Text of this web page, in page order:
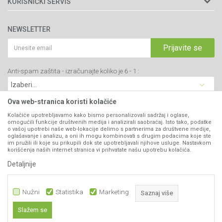
34000 Kragujevac, Srbija
webshop@agromarket.rs
PIB: 102135221
Matični broj: 07593252
Prodavnice
Brendovi
Katalozi
Blog
Najčešća pitanja
Politika privatnosti
Kako kupiti
Isporuka
Click & Collect
Načini plaćanja
Plaćanje karticama
Web kredit Raiffeisen banke
Pravo na odustajanje
Reklamacije
Zamena artikala
NEWSLETTER
Prijavite se
Anti-spam zaštita - izračunajte koliko je 6 - 1 :
VIBER I SMS NEWSLETTER
Prijavite se
PRATITE NAS
Ova web-stranica koristi kolačiće
Kolačiće upotrebljavamo kako bismo personalizovali sadržaj i oglase,
omogućili funkcije društvenih medija i analizirali saobraćaj. Isto tako, podatke
o vašoj upotrebi naše web-lokacije delimo s partnerima za društvene medije,
oglašavanje i analizu, a oni ih mogu kombinovati s drugim podacima koje ste
im pružili ili koje su prikupili dok ste upotrebljavali njihove usluge. Nastavkom
korišćenja naših internet stranica vi prihvatate našu upotrebu kolačića.
Detaljnije
Nužni Statistika Marketing Saznaj više
Slažem se